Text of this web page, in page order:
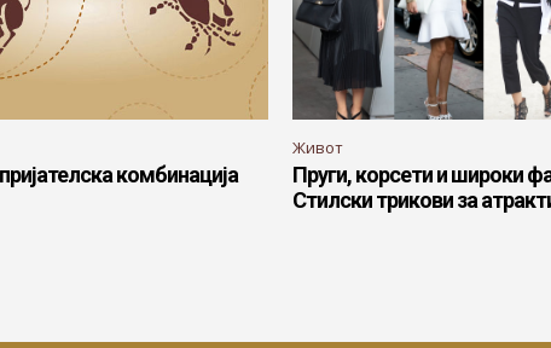
комбинација
Живот
Пруги, корсети и широки
Стилски трикови за